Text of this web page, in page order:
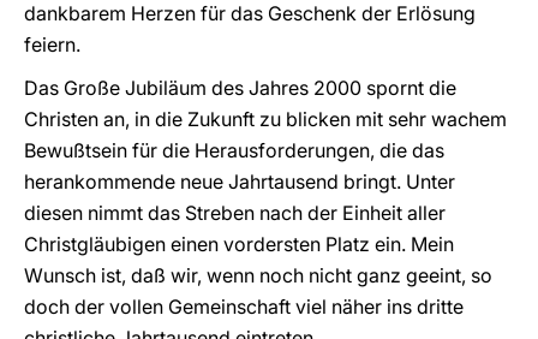
dankbarem Herzen für das Geschenk der Erlösung
feiern.
Das Große Jubiläum des Jahres 2000 spornt die
Christen an, in die Zukunft zu blicken mit sehr wachem
Bewußtsein für die Herausforderungen, die das
herankommende neue Jahrtausend bringt. Unter
diesen nimmt das Streben nach der Einheit aller
Christgläubigen einen vordersten Platz ein. Mein
Wunsch ist, daß wir, wenn noch nicht ganz geeint, so
doch der vollen Gemeinschaft viel näher ins dritte